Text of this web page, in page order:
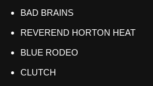
BAD BRAINS
REVEREND HORTON HEAT
BLUE RODEO
CLUTCH